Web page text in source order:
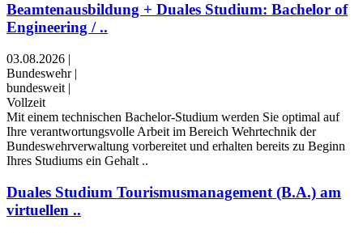
Beamtenausbildung + Duales Studium: Bachelor of
Engineering / ..
03.08.2026 |
Bundeswehr |
bundesweit |
Vollzeit
Mit einem technischen Bachelor-Studium werden Sie optimal auf
Ihre verantwortungsvolle Arbeit im Bereich Wehrtechnik der
Bundeswehrverwaltung vorbereitet und erhalten bereits zu Beginn
Ihres Studiums ein Gehalt ..
Duales Studium Tourismusmanagement (B.A.) am
virtuellen ..